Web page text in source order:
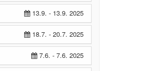
13.9. - 13.9. 2025
18.7. - 20.7. 2025
7.6. - 7.6. 2025